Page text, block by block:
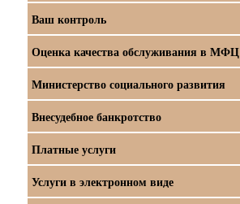
Ваш контроль
Оценка качества обслуживания в МФЦ
Министерство социального развития
Внесудебное банкротство
Платные услуги
Услуги в электронном виде